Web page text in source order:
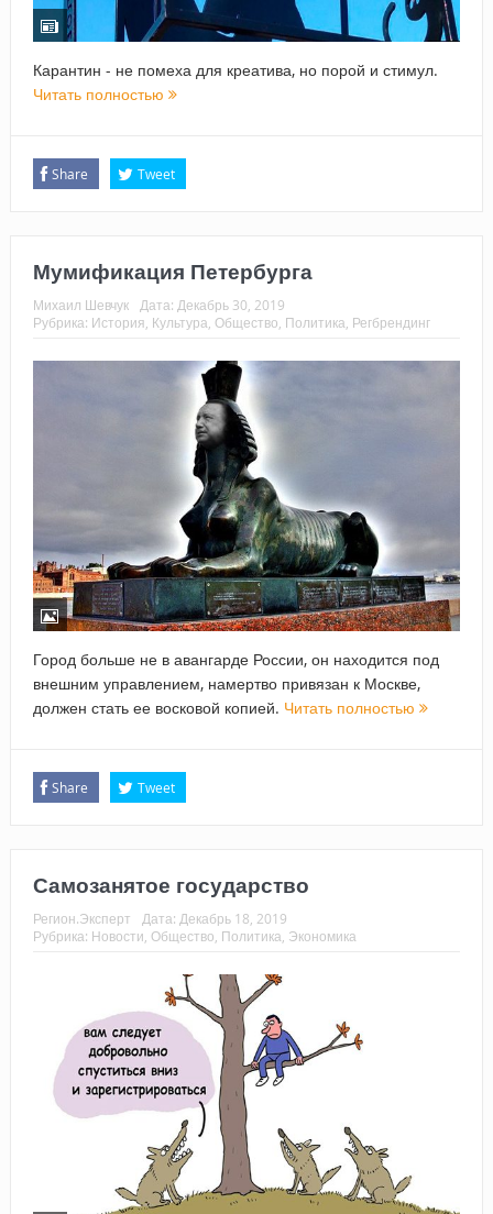
Карантин - не помеха для креатива, но порой и стимул.
Читать полностью
Share Tweet
Мумификация Петербурга
Михаил Шевчук Дата: Декабрь 30, 2019
Рубрика: История, Культура, Общество, Политика, Регбрендинг
Город больше не в авангарде России, он находится под
внешним управлением, намертво привязан к Москве,
должен стать ее восковой копией. Читать полностью
Share Tweet
Самозанятое государство
Регион.Эксперт Дата: Декабрь 18, 2019
Рубрика: Новости, Общество, Политика, Экономика